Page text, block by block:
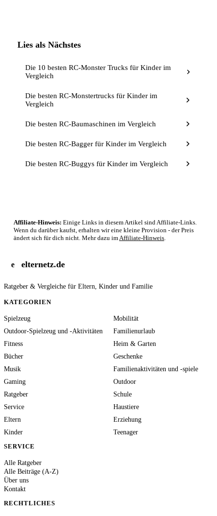
Lies als Nächstes
Die 10 besten RC-Monster Trucks für Kinder im
Vergleich
Die besten RC-Monstertrucks für Kinder im
Vergleich
Die besten RC-Baumaschinen im Vergleich
Die besten RC-Bagger für Kinder im Vergleich
Die besten RC-Buggys für Kinder im Vergleich
Affiliate-Hinweis: Einige Links in diesem Artikel sind Affiliate-Links.
Wenn du darüber kaufst, erhalten wir eine kleine Provision - der Preis
ändert sich für dich nicht. Mehr dazu im Affiliate-Hinweis
e elternetz.de
Ratgeber & Vergleiche für Eltern, Kinder und Familie
KATEGORIEN
Spielzeug
Mobilität
Outdoor-Spielzeug und -Aktivitäten
Familienurlaub
Fitness
Heim & Garten
Bücher
Geschenke
Musik
Familienaktivitäten und -spiele
Gaming
Outdoor
Ratgeber
Schule
Service
Haustiere
Eltern
Erziehung
Kinder
Teenager
SERVICE
Alle Ratgeber
Alle Beiträge (A-Z)
Über uns
Kontakt
RECHTLICHES